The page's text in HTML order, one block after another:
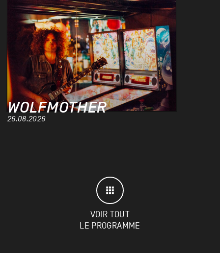
WOLFMOTHER
26.08.2026
VOIR TOUT
LE PROGRAMME